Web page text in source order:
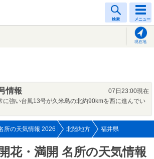
検索 メニュー
現在地
情報
07日23:00現在
に強い台風13号が久米島の北約90kmを西に進んでい
所の天気情報 2026 北陸地方 福井県
花・満開 名所の天気情報